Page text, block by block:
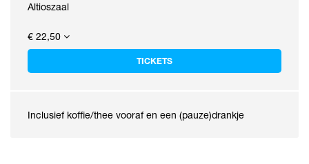
Altioszaal
€ 22,50
TICKETS
Inclusief koffie/thee vooraf en een (pauze)drankje